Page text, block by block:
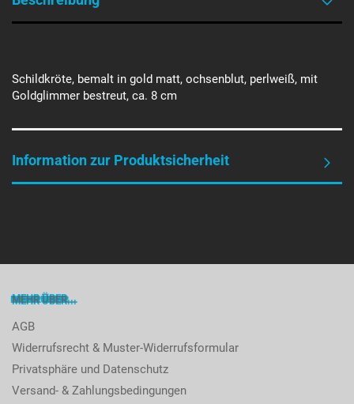
Schildkröte, bemalt in gold matt, ochsenblut, perlweiß, mit
Goldglimmer bestreut, ca. 8 cm
Information zur Produktsicherheit
MEHR ÜBER...
AGB
Widerrufsrecht & Muster-Widerrufsformular
Privatsphäre und Datenschutz
Versand- & Zahlungsbedingungen